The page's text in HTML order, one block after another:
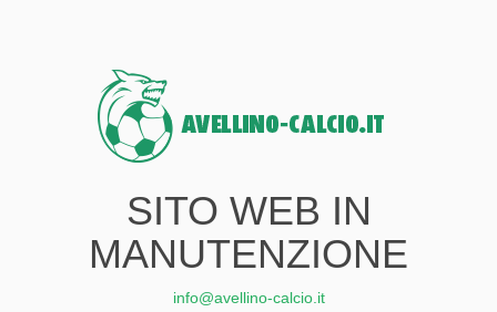
SITO WEB IN
MANUTENZIONE
info@avellino-calcio.it